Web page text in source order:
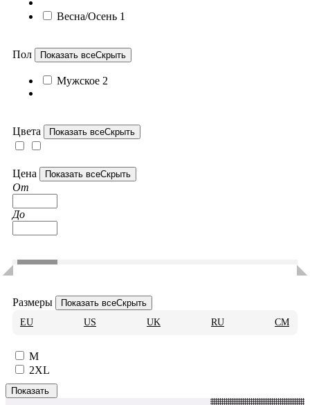
Весна/Осень 1
Пол Показать всеСкрыть
Мужское 2
Цвета Показать всеСкрыть
Цена Показать всеСкрыть
От
До
Размеры Показать всеСкрыть
EU
US UK RU CM
M
2XL